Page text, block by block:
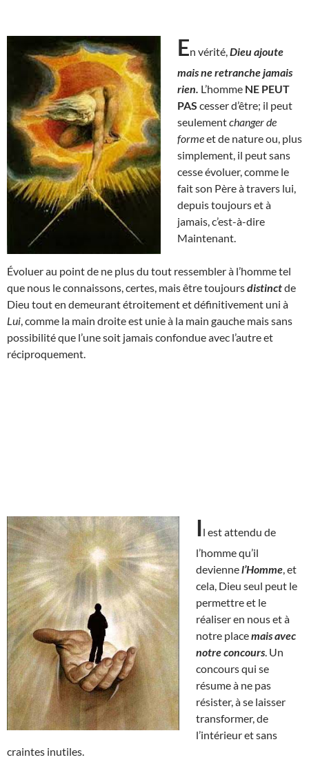
En vérité, Dieu ajoute
mais ne retranche jamais
rien. L’homme NE PEUT
PAS cesser d’être; il peut
seulementchanger de
formeet de nature ou, plus
simplement, il peut sans
cesse évoluer, comme le
fait son Père à travers lui,
depuis toujours et à
jamais, c’est-à-dire
Maintenant.
Évoluer au point de ne plus du tout ressembler à l’homme tel
que nous le connaissons, certes, mais être toujoursdistinctde
Dieu tout en demeurant étroitement et définitivement uni à
Lui , comme la main droite est unie à la main gauche mais sans
possibilité que l’une soit jamais confondue avec l’autre et
réciproquement.
Il est attendu de
l’homme qu’il
deviennel’Homme , et
cela, Dieu seul peut le
permettre et le
réaliser en nous et à
notre placemais avec
notre concours . Un
concours qui se
résume à ne pas
résister, à se laisser
transformer, de
l’intérieur et sans
craintes inutiles.